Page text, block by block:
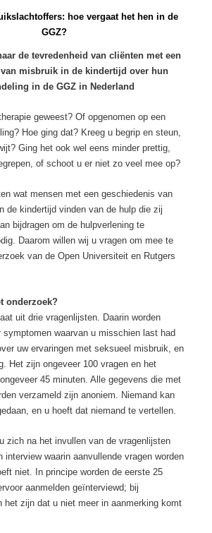
hoe vergaat het hen in de
GGZ?
de tevredenheid van cliënten met een
misbruik in de kindertijd over hun
in de GGZ in Nederland
geweest? Of opgenomen op een
Hoe ging dat? Kreeg u begrip en steun,
Ging het ook wel eens minder prettig,
of schoot u er niet zo veel mee op?
wat mensen met een geschiedenis van
de kindertijd vinden van de hulp die zij
bijdragen om de hulpverlening te
Daarom willen wij u vragen om mee te
van de Open Universiteit en Rutgers
onderzoek?
uit drie vragenlijsten. Daarin worden
symptomen waarvan u misschien last had
uw ervaringen met seksueel misbruik, en
Het zijn ongeveer 100 vragen en het
45 minuten. Alle gegevens die met
verzameld zijn anoniem. Niemand kan
en u hoeft dat niemand te vertellen.
zich na het invullen van de vragenlijsten
interview waarin aanvullende vragen worden
niet. In principe worden de eerste 25
aanmelden geïnterviewd; bij
het zijn dat u niet meer in aanmerking komt